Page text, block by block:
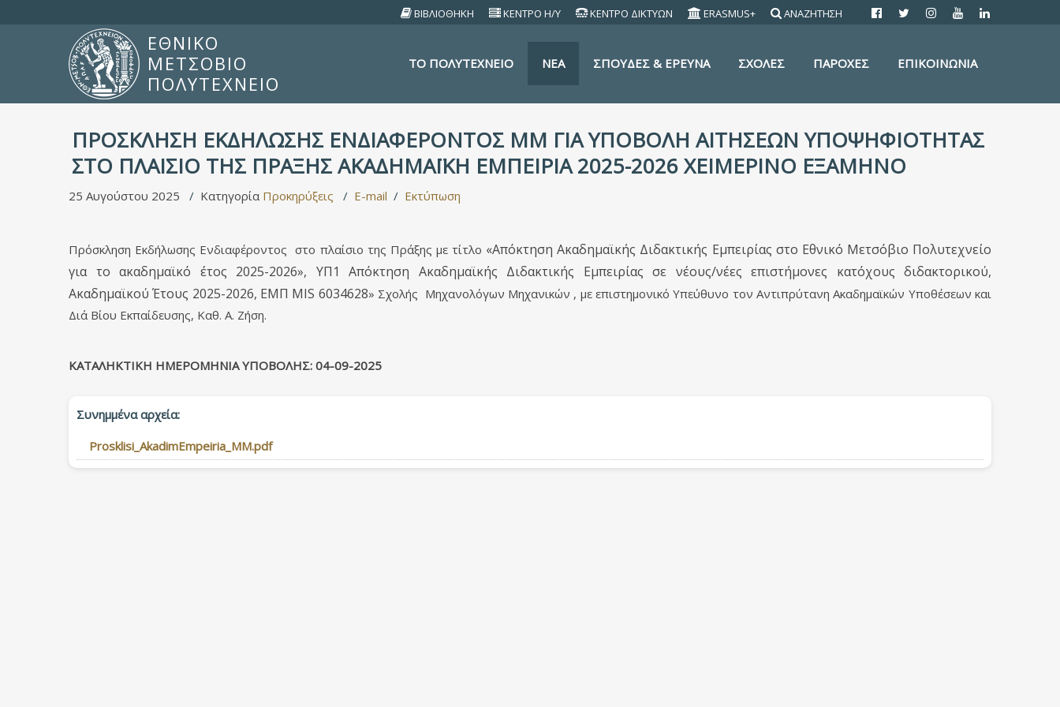
ΒΙΒΛΙΟΘΗΚΗ ΚΕΝΤΡΟ Η/Υ ΚΕΝΤΡΟ ΔΙΚΤΥΩΝ ERASMUS+ ΑΝΑΖΗΤΗΣΗ
ΕΘΝΙΚΟ
ΜΕΤΣΟΒΙΟ
ΠΟΛΥΤΕΧΝΕΙΟ
TO ΠΟΛΥΤΕΧΝΕΙΟ ΝΕΑ ΣΠΟΥΔΕΣ & ΕΡΕΥΝΑ ΣΧΟΛΕΣ ΠΑΡΟΧΕΣ ΕΠΙΚΟΙΝΩΝΙΑ
ΠΡΟΣΚΛΗΣΗ ΕΚΔΗΛΩΣΗΣ ΕΝΔΙΑΦΕΡΟΝΤΟΣ ΜΜ ΓΙΑ ΥΠΟΒΟΛΗ ΑΙΤΗΣΕΩΝ ΥΠΟΨΗΦΙΟΤΗΤΑΣ
ΣΤΟ ΠΛΑΙΣΙΟ ΤΗΣ ΠΡΑΞΗΣ ΑΚΑΔΗΜΑΪΚΗ ΕΜΠΕΙΡΙΑ 2025-2026 ΧΕΙΜΕΡΙΝΟ ΕΞΑΜΗΝΟ
25 Αυγούστου 2025 Κατηγορία Προκηρύξεις E-mail Εκτύπωση
Πρόσκληση Εκδήλωσης Ενδιαφέροντος στο πλαίσιο της Πράξης με τίτλο «Απόκτηση Ακαδημαϊκής Διδακτικής Εμπειρίας στο Εθνικό Μετσόβιο Πολυτεχνείο
για το ακαδημαϊκό έτος 2025-2026», ΥΠ1 Απόκτηση Ακαδημαϊκής Διδακτικής Εμπειρίας σε νέους/νέες επιστήμονες κατόχους διδακτορικού,
Ακαδημαϊκού Έτους 2025-2026, ΕΜΠ MIS 6034628» Σχολής Μηχανολόγων Μηχανικών , με επιστημονικό Υπεύθυνο τον Αντιπρύτανη Ακαδημαϊκών Υποθέσεων και
Διά Βίου Εκπαίδευσης, Καθ. Α. Ζήση.
ΚΑΤΑΛΗΚΤΙΚΗ ΗΜΕΡΟΜΗΝΙΑ ΥΠΟΒΟΛΗΣ: 04-09-2025
Συνημμένα αρχεία:
Prosklisi_AkadimEmpeiria_MM.pdf